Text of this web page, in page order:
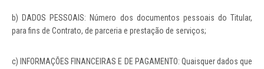
b) DADOS PESSOAIS: Número dos documentos pessoais do Titular,
para fins de Contrato, de parceria e prestação de serviços;
c) INFORMAÇÕES FINANCEIRAS E DE PAGAMENTO: Quaisquer dados que